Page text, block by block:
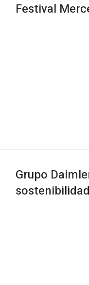
Festival
Grupo
sostenibilidad